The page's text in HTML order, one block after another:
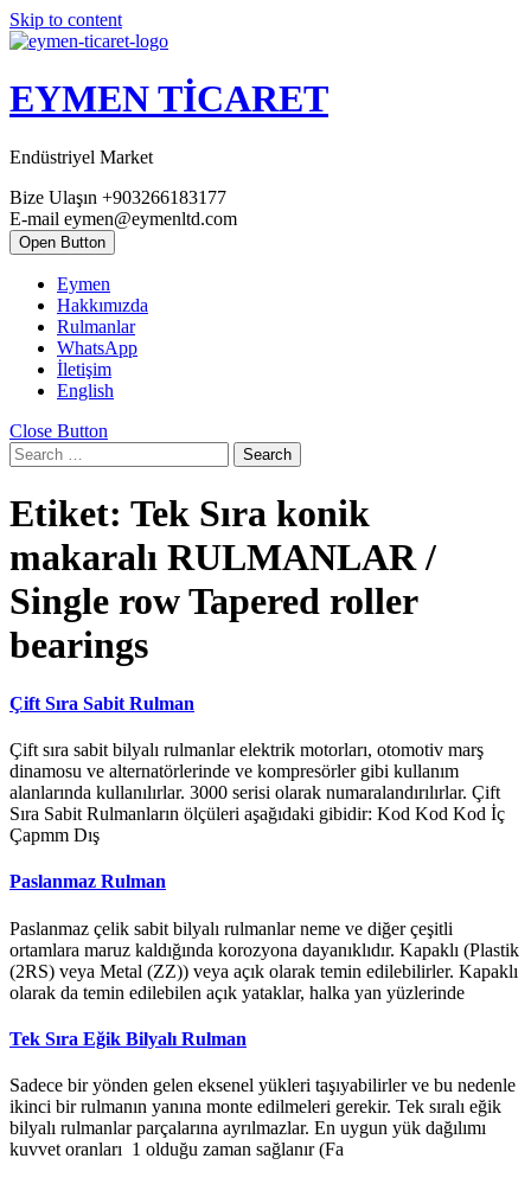
Skip to content
EYMEN TİCARET
Endüstriyel Market
Bize Ulaşın +903266183177
E-mail eymen@eymenltd.com
Open Button
Eymen
Hakkımızda
Rulmanlar
WhatsApp
İletişim
English
Close Button
Search
Etiket: Tek Sıra konik
makaralı RULMANLAR /
Single row Tapered roller
bearings
Çift Sıra Sabit Rulman
Çift sıra sabit bilyalı rulmanlar elektrik motorları, otomotiv marş
dinamosu ve alternatörlerinde ve kompresörler gibi kullanım
alanlarında kullanılırlar. 3000 serisi olarak numaralandırılırlar. Çift
Sıra Sabit Rulmanların ölçüleri aşağıdaki gibidir: Kod Kod Kod İç
Çapmm Dış
Paslanmaz Rulman
Paslanmaz çelik sabit bilyalı rulmanlar neme ve diğer çeşitli
ortamlara maruz kaldığında korozyona dayanıklıdır. Kapaklı (Plastik
(2RS) veya Metal (ZZ)) veya açık olarak temin edilebilirler. Kapaklı
olarak da temin edilebilen açık yataklar, halka yan yüzlerinde
Tek Sıra Eğik Bilyalı Rulman
Sadece bir yönden gelen eksenel yükleri taşıyabilirler ve bu nedenle
ikinci bir rulmanın yanına monte edilmeleri gerekir. Tek sıralı eğik
bilyalı rulmanlar parçalarına ayrılmazlar. En uygun yük dağılımı
kuvvet oranları 1 olduğu zaman sağlanır (Fa